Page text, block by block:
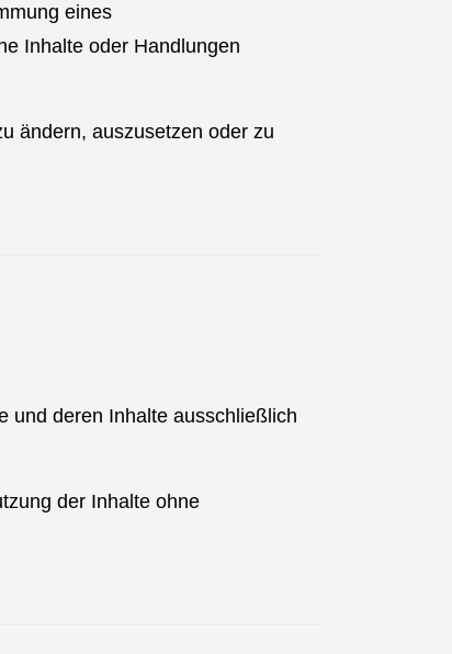
eines
Inhalte oder Handlungen
ändern, auszusetzen oder zu
und deren Inhalte ausschließlich
der Inhalte ohne